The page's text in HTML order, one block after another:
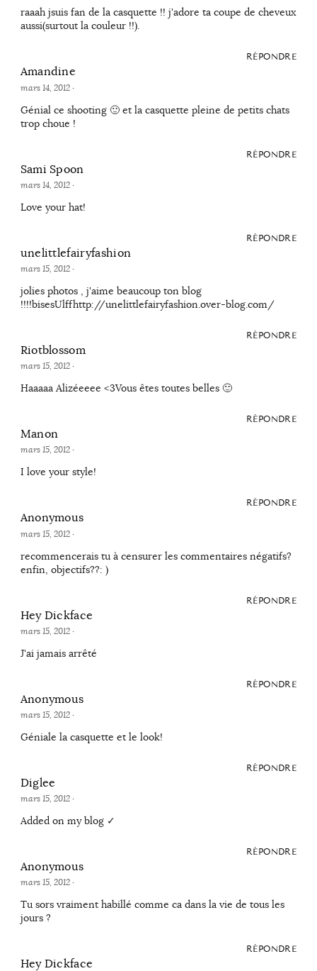
raaah jsuis fan de la casquette !! j'adore ta coupe de cheveux
aussi(surtout la couleur !!).
RÉPONDRE
Amandine
mars 14, 2012·
Génial ce shooting 🙂 et la casquette pleine de petits chats
trop choue !
RÉPONDRE
Sami Spoon
mars 14, 2012·
Love your hat!
RÉPONDRE
unelittlefairyfashion
mars 15, 2012·
jolies photos , j'aime beaucoup ton blog
!!!!bisesUlffhttp://unelittlefairyfashion.over-blog.com/
RÉPONDRE
Riotblossom
mars 15, 2012·
Haaaaa Alizéeeee <3Vous êtes toutes belles 🙂
RÉPONDRE
Manon
mars 15, 2012·
I love your style!
RÉPONDRE
Anonymous
mars 15, 2012·
recommencerais tu à censurer les commentaires négatifs?
enfin, objectifs??: )
RÉPONDRE
Hey Dickface
mars 15, 2012·
J'ai jamais arrêté
RÉPONDRE
Anonymous
mars 15, 2012·
Géniale la casquette et le look!
RÉPONDRE
Diglee
mars 15, 2012·
Added on my blog ✓
RÉPONDRE
Anonymous
mars 15, 2012·
Tu sors vraiment habillé comme ca dans la vie de tous les
jours ?
RÉPONDRE
Hey Dickface